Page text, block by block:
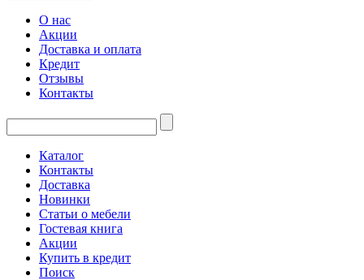
О нас
Акции
Доставка и оплата
Кредит
Отзывы
Контакты
Каталог
Контакты
Доставка
Новинки
Статьи о мебели
Гостевая книга
Акции
Купить в кредит
Поиск